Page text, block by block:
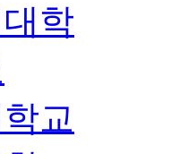
학
교